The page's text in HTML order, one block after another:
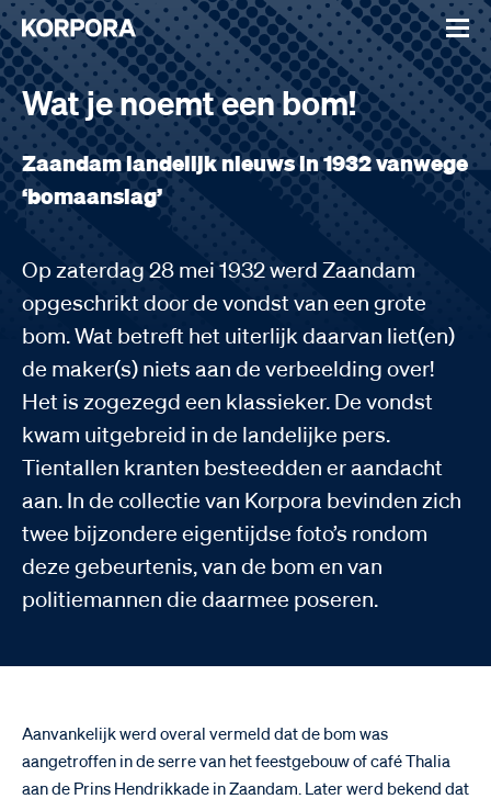
Wat je noemt een bom!
Zaandam landelijk nieuws in 1932 vanwege
‘bomaanslag’
Op zaterdag 28 mei 1932 werd Zaandam
opgeschrikt door de vondst van een grote
bom. Wat betreft het uiterlijk daarvan liet(en)
de maker(s) niets aan de verbeelding over!
Het is zogezegd een klassieker. De vondst
kwam uitgebreid in de landelijke pers.
Tientallen kranten besteedden er aandacht
aan. In de collectie van Korpora bevinden zich
twee bijzondere eigentijdse foto’s rondom
deze gebeurtenis, van de bom en van
politiemannen die daarmee poseren.
Aanvankelijk werd overal vermeld dat de bom was
aangetroffen in de serre van het feestgebouw of café Thalia
aan de Prins Hendrikkade in Zaandam. Later werd bekend dat